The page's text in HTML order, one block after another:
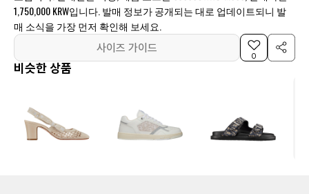
1,750,000 KRW입니다. 발매 정보가 공개되는 대로 업데이트되니 발
매 소식을 가장 먼저 확인해 보세요.
사이즈 가이드
0
비슷한 상품